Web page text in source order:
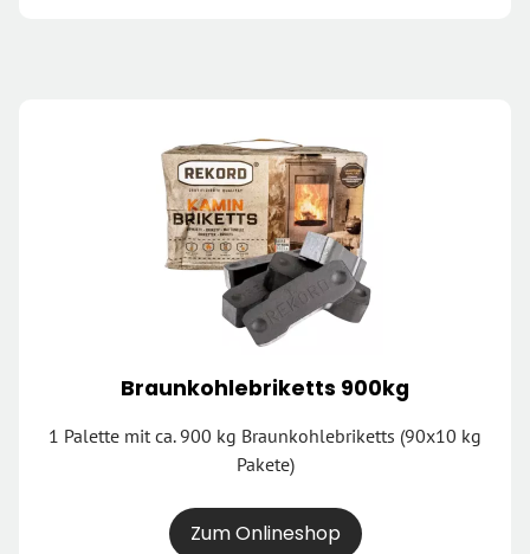
Braunkohlebriketts 900kg
1 Palette mit ca. 900 kg Braunkohlebriketts (90x10 kg
Pakete)
Zum Onlineshop